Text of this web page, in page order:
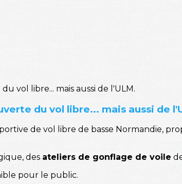
du vol libre... mais aussi de
de vol libre de basse Normandie,
des ateliers de gonflage de voile
pour le public.